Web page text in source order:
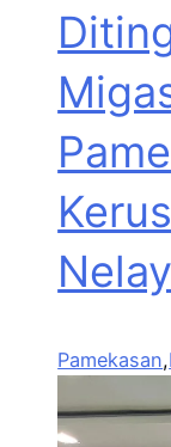
Pamekasan,